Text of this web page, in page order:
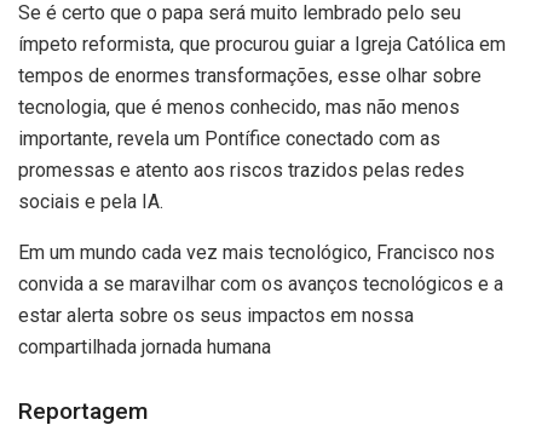
Se é certo que o papa será muito lembrado pelo seu
ímpeto reformista, que procurou guiar a Igreja Católica em
tempos de enormes transformações, esse olhar sobre
tecnologia, que é menos conhecido, mas não menos
importante, revela um Pontífice conectado com as
promessas e atento aos riscos trazidos pelas redes
sociais e pela IA.
Em um mundo cada vez mais tecnológico, Francisco nos
convida a se maravilhar com os avanços tecnológicos e a
estar alerta sobre os seus impactos em nossa
compartilhada jornada humana
Reportagem